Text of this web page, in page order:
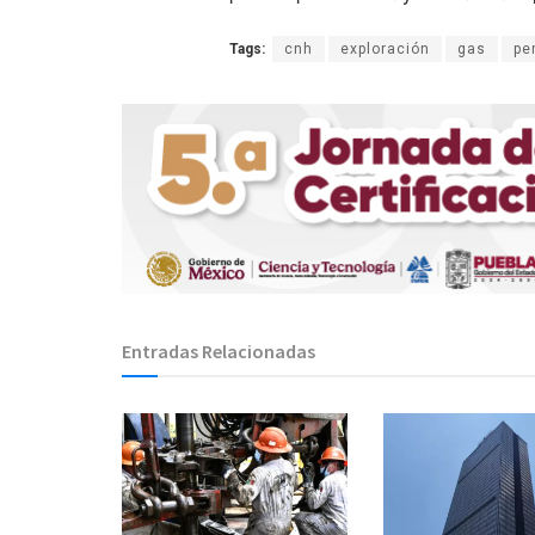
Tags: cnh exploración gas
Entradas Relacionadas